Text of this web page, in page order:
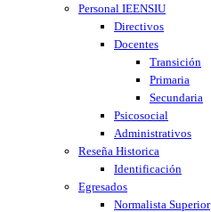
Personal IEENSIU
Directivos
Docentes
Transición
Primaria
Secundaria
Psicosocial
Administrativos
Reseña Historica
Identificación
Egresados
Normalista Superior